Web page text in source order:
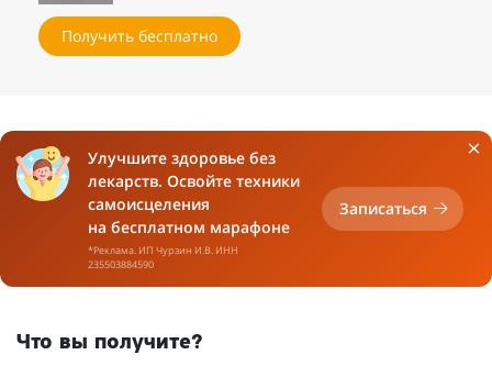
Получить бесплатно
Улучшите здоровье без
лекарств. Освойте техники
самоисцеления
на бесплатном марафоне
*Реклама. ИП Чурзин И.В. ИНН
235503884590
Записаться
Что вы получите?